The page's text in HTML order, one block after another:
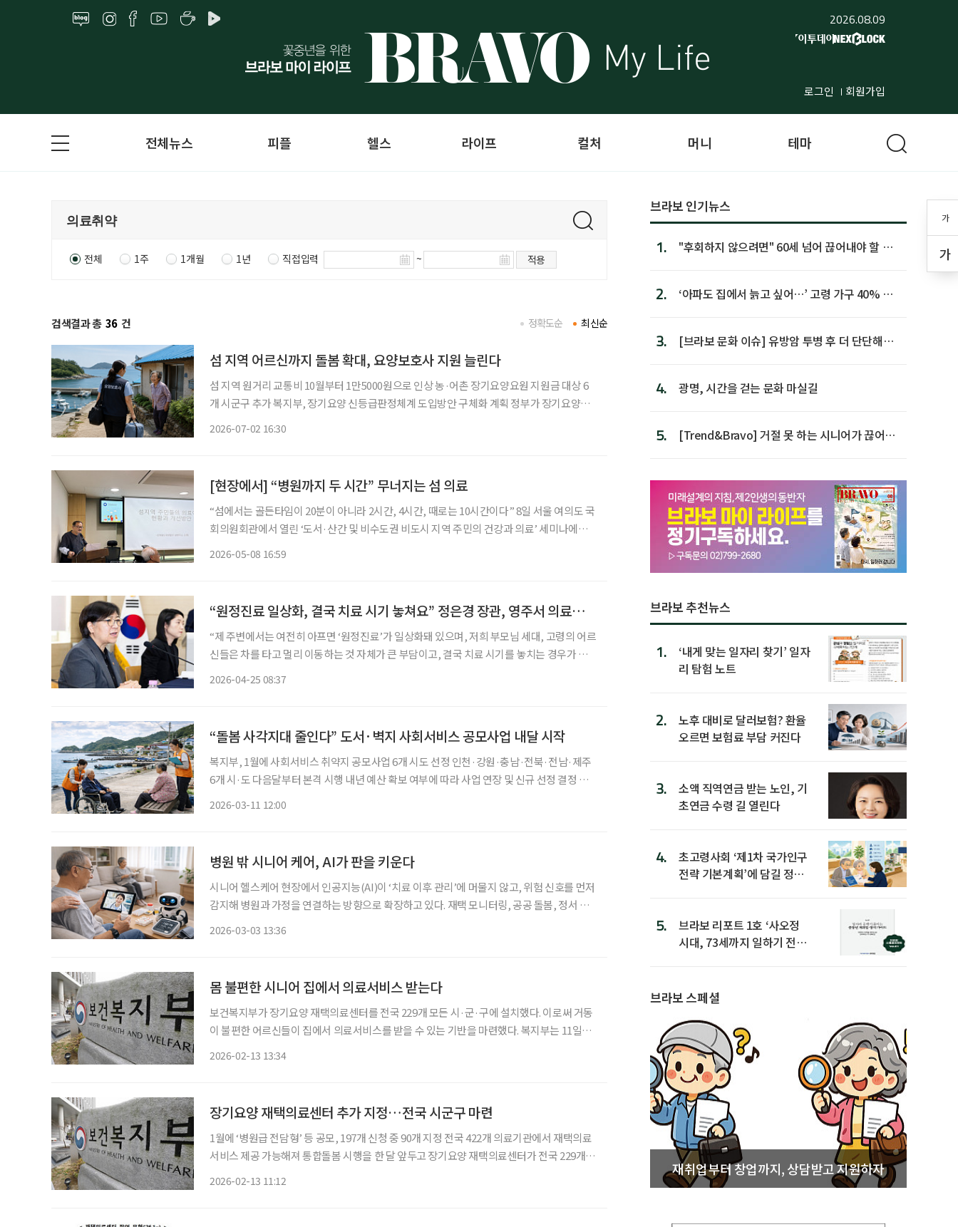
2026.08.09
로그인 회원가입
가
가
전체뉴스 피플 헬스 라이프 컬처 머니 테마
전체 1주 1개월 1년 직접입력 ~ 적용
검색결과 총 36 건 최신순
정확도순
섬 지역 어르신까지 돌봄 확대, 요양보호사 지원 늘린다
섬 지역 원거리 교통비 10월부터 1만5000원으로 인상 농·어촌 장기요양요원 지원금 대상 6
개 시군구 추가 복지부, 장기요양 신등급판정체계 도입방안 구체화 계획 정부가 장기요양기
2026-07-02 16:30
[현장에서] “병원까지 두 시간” 무너지는 섬 의료
“섬에서는 골든타임이 20분이 아니라 2시간, 4시간, 때로는 10시간이다” 8일 서울 여의도 국
회의원회관에서 열린 ‘도서·산간 및 비수도권 비도시 지역 주민의 건강과 의료’ 세미나에서
2026-05-08 16:59
“원정진료 일상화, 결국 치료 시기 놓쳐요” 정은경 장관, 영주서 의료공백 점검
“제 주변에서는 여전히 아프면 ‘원정진료’가 일상화돼 있으며, 저희 부모님 세대, 고령의 어르
신들은 차를 타고 멀리 이동하는 것 자체가 큰 부담이고, 결국 치료 시기를 놓치는 경우가 발
2026-04-25 08:37
“돌봄 사각지대 줄인다” 도서·벽지 사회서비스 공모사업 내달 시작
복지부, 1월에 사회서비스 취약지 공모사업 6개 시도 선정 인천·강원·충남·전북·전남·제주
6개 시·도 다음달부터 본격 시행 내년 예산 확보 여부에 따라 사업 연장 및 신규 선정 결정 다
2026-03-11 12:00
병원 밖 시니어 케어, AI가 판을 키운다
시니어 헬스케어 현장에서 인공지능(AI)이 ‘치료 이후 관리’에 머물지 않고, 위험 신호를 먼저
감지해 병원과 가정을 연결하는 방향으로 확장하고 있다. 재택 모니터링, 공공 돌봄, 정서 관
2026-03-03 13:36
몸 불편한 시니어 집에서 의료서비스 받는다
보건복지부가 장기요양 재택의료센터를 전국 229개 모든 시·군·구에 설치했다. 이로써 거동
이 불편한 어르신들이 집에서 의료서비스를 받을 수 있는 기반을 마련했다. 복지부는 11일
2026-02-13 13:34
장기요양 재택의료센터 추가 지정…전국 시군구 마련
1월에 ‘병원급 전담형’ 등 공모, 197개 신청 중 90개 지정 전국 422개 의료기관에서 재택의료
서비스 제공 가능해져 통합돌봄 시행을 한 달 앞두고 장기요양 재택의료센터가 전국 229개
2026-02-13 11:12
브라보 인기뉴스
1.
"후회하지 않으려면" 60세 넘어 끊어내야 할 사
2.
‘아파도 집에서 늙고 싶어…’ 고령 가구 40% 노
3.
[브라보 문화 이슈] 유방암 투병 후 더 단단해진
4. 광명, 시간을 걷는 문화 마실길
5.
[Trend&Bravo] 거절 못 하는 시니어가 끊어야
브라보 추천뉴스
1.
‘내게 맞는 일자리 찾기’ 일자
리 탐험 노트
2.
노후 대비로 달러보험? 환율
오르면 보험료 부담 커진다
3.
소액 직역연금 받는 노인, 기
초연금 수령 길 열린다
4.
초고령사회 ‘제1차 국가인구
전략 기본계획’에 담길 정책
5.
브라보 리포트 1호 ‘사오정
시대, 73세까지 일하기 전략’
브라보 스페셜
재취업부터 창업까지, 상담받고 지원하자